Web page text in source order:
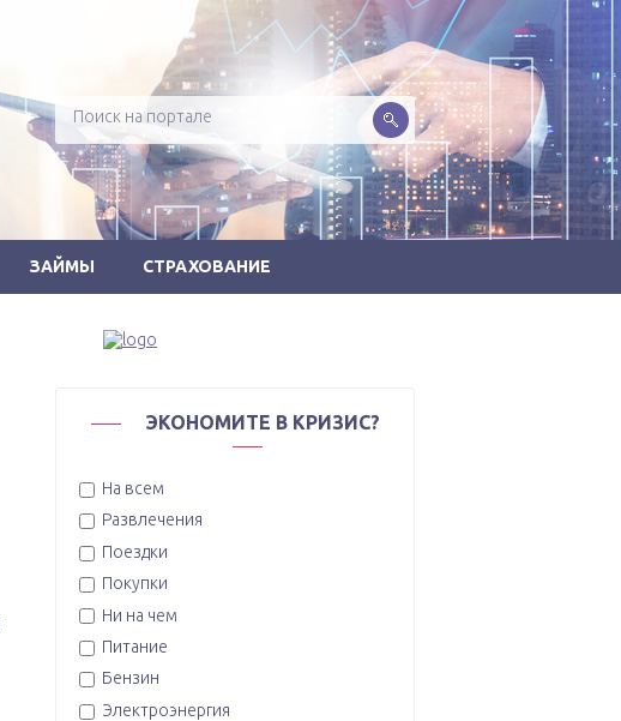
ЗАЙМЫ СТРАХОВАНИЕ
ЭКОНОМИТЕ В КРИЗИС?
На всем
Развлечения
Поездки
Покупки
Ни на чем
Питание
Бензин
Электроэнергия